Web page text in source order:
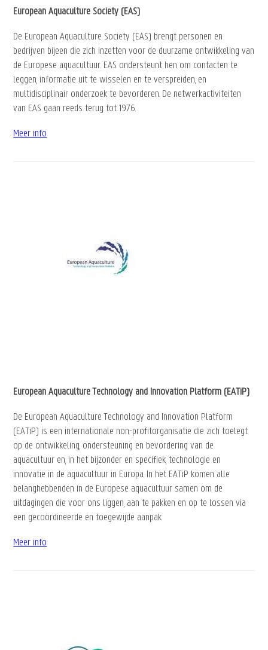
European Aquaculture Society (EAS)
De European Aquaculture Society (EAS) brengt personen en
bedrijven bijeen die zich inzetten voor de duurzame ontwikkeling van
de Europese aquacultuur. EAS ondersteunt hen om contacten te
leggen, informatie uit te wisselen en te verspreiden, en
multidisciplinair onderzoek te bevorderen. De netwerkactiviteiten
van EAS gaan reeds terug tot 1976.
Meer info
European Aquaculture Technology and Innovation Platform (EATiP)
De European Aquaculture Technology and Innovation Platform
(EATiP) is een internationale non-profitorganisatie die zich toelegt
op de ontwikkeling, ondersteuning en bevordering van de
aquacultuur en, in het bijzonder en specifiek, technologie en
innovatie in de aquacultuur in Europa. In het EATiP komen alle
belanghebbenden in de Europese aquacultuur samen om de
uitdagingen die voor ons liggen, aan te pakken en op te lossen via
een gecoördineerde en toegewijde aanpak.
Meer info